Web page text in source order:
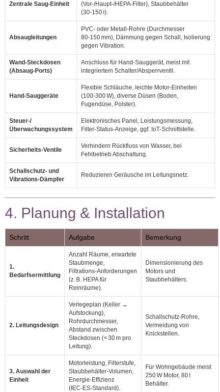
Zentrale Saug‑Einheit
(Vor‑/Haupt‑/HEPA‑Filter), Staubbehälter
(30‑150 l).
Absaugleitungen
PVC‑ oder Metall‑Rohre (Durchmesser
80‑150 mm), Dämmung gegen Schall, Isolierung
gegen Vibration.
Wand‑Steckdosen
(Absaug‑Ports)
Anschluss für Hand‑Sauggerät, meist mit
integriertem Schalter/Absperrventil.
Hand‑Sauggeräte
Flexible Schläuche, leichte Motor‑Einheiten
(100‑300 W), diverse Düsen (Boden,
Fugendüse, Polster).
Steuer‑/
Überwachungssystem
Elektronisches Panel, Leistungsmessung,
Filter‑Status‑Anzeige, ggf. IoT‑Schnittstelle.
Sicherheits‑Ventile
Verhindern Rückfluss von Wasser, bei
Fehlbetrieb Abschaltung.
Schallschutz‑ und
Vibrations‑Dämpfer
Reduzieren Geräusche im Leitungsnetz.
4. Planung & Installation
Schritt Aufgabe Bemerkung
1.
Bedarfsermittlung
Anzahl Räume, erwartete
Staubmenge,
Filtrations‑Anforderungen
(z. B. HEPA für
Reinräume).
Dimensionierung des
Motors und
Staubbehälters.
2. Leitungsdesign
Verlegeplan (Keller →
Aufstockung),
Rohrdurchmesser,
Abstand zwischen
Steckdosen (< 30 m pro
Leitung).
Schallschutz‑Rohre,
Vermeidung von
Knickstellen.
3. Auswahl der
Einheit
Motorleistung, Filterstufe,
Staubbehälter‑Volumen,
Energie‑Effizienz
(IEC‑ES‑Standard).
Für Wohngebäude meist
250 W Motor, 80 l
Behälter.